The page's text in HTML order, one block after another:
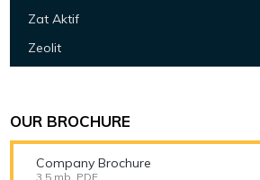
Zat Aktif
Zeolit
OUR BROCHURE
Company Brochure
3.5 mb, PDF